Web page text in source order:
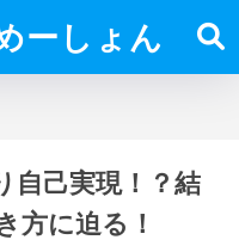
ーしょん
自己実現！？結
方に迫る！